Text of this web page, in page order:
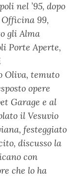
nel ’95, dopo
99,
gli Alma
Porte Aperte,
Oliva, temuto
opere
Garage e al
il Vesuvio
festeggiato
discusso la
con
che lo ha